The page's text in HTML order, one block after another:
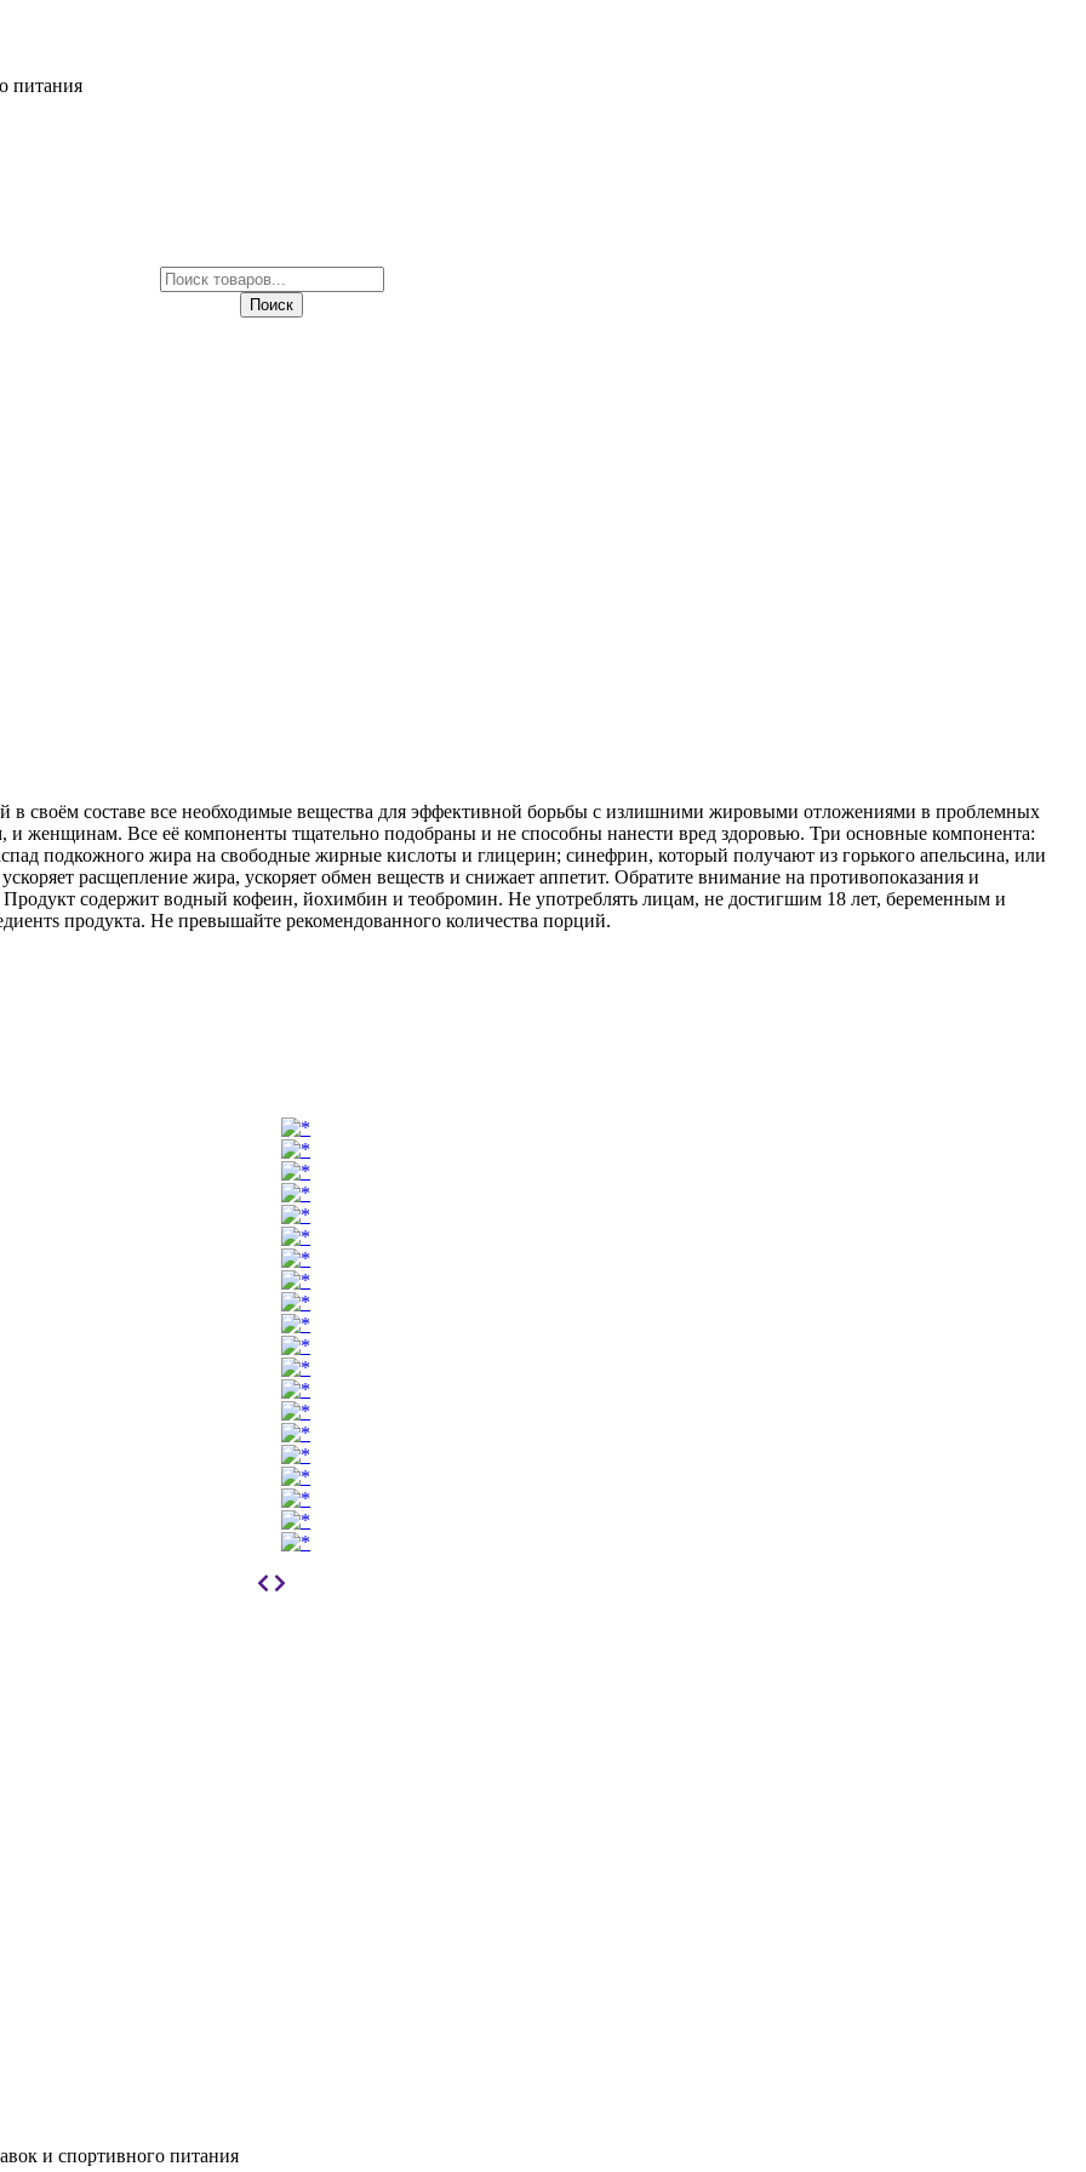
питания
Поиск
товаров
Поиск
своём составе все необходимые вещества для эффективной борьбы с излишними жировыми отложениями в проблемных
и женщинам. Все её компоненты тщательно подобраны и не способны нанести вред здоровью. Три основные компонента:
подкожного жира на свободные жирные кислоты и глицерин; синефрин, который получают из горького апельсина, или
расщепление жира, ускоряет обмен веществ и снижает аппетит. Обратите внимание на противопоказания и
Продукт содержит водный кофеин, йохимбин и теобромин. Не употреблять лицам, не достигшим 18 лет, беременным и
продукта. Не превышайте рекомендованного количества порций.
и спортивного питания